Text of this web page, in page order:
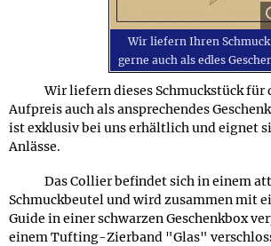
Wir liefern Ihren Schmuck
gerne auch als edles
Wir liefern dieses Schmuckstück für
Aufpreis auch als ansprechendes
ist exklusiv bei uns erhältlich und eignet
Anlässe.
Das Collier befindet sich in einem
Schmuckbeutel und wird zusammen mit
Guide in einer schwarzen Geschenkbox
einem Tufting-Zierband "Glas"